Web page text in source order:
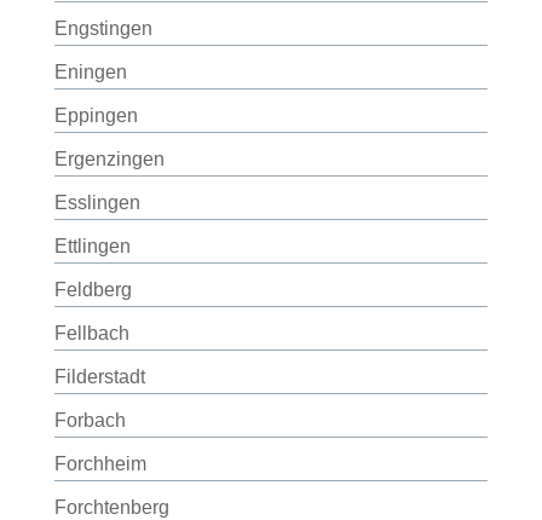
Engstingen
Eningen
Eppingen
Ergenzingen
Esslingen
Ettlingen
Feldberg
Fellbach
Filderstadt
Forbach
Forchheim
Forchtenberg